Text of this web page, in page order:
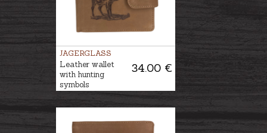
JAGERGLASS
34.00 €
Leather wallet
with hunting
symbols